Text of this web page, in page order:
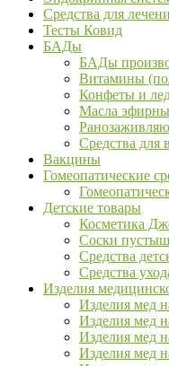
Средства для
Тесты Ковид
БАДы
БАДы
Витамины
Конфеты и
Масла
Средства для
Вакцины
Гомеопатические
Детские товары
Косметика
Соски
Средства
Средства
Изделия
Изделия мед
Изделия мед
Изделия мед
Изделия мед